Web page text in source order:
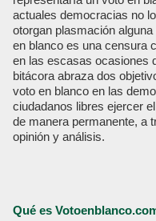
actuales democracias no
otorgan plasmación
en blanco es una censura
en las escasas ocasiones
bitácora abraza dos
voto en blanco en las
ciudadanos libres ejercer
de manera permanente, a
opinión y análisis.
Qué es